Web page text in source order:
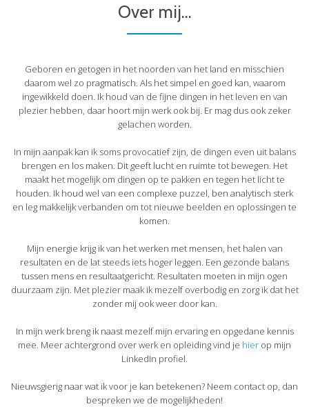
Over mij...
Geboren en getogen in het noorden van het land en misschien
daarom wel zo pragmatisch. Als het simpel en goed kan, waarom
ingewikkeld doen. Ik houd van de fijne dingen in het leven en van
plezier hebben, daar hoort mijn werk ook bij. Er mag dus ook zeker
gelachen worden.
In mijn aanpak kan ik soms provocatief zijn, de dingen even uit balans
brengen en los maken. Dit geeft lucht en ruimte tot bewegen. Het
maakt het mogelijk om dingen op te pakken en tegen het licht te
houden. Ik houd wel van een complexe puzzel, ben analytisch sterk
en leg makkelijk verbanden om tot nieuwe beelden en oplossingen te
komen.
Mijn energie krijg ik van het werken met mensen, het halen van
resultaten en de lat steeds iets hoger leggen. Een gezonde balans
tussen mens en resultaatgericht. Resultaten moeten in mijn ogen
duurzaam zijn. Met plezier maak ik mezelf overbodig en zorg ik dat het
zonder mij ook weer door kan.
In mijn werk breng ik naast mezelf mijn ervaring en opgedane kennis
mee. Meer achtergrond over werk en opleiding vind je hier op mijn
LinkedIn profiel.
Nieuwsgierig naar wat ik voor je kan betekenen? Neem contact op, dan
bespreken we de mogelijkheden!